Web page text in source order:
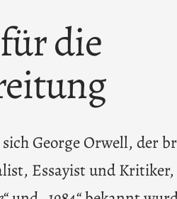
die
George Orwell, der
Essayist und